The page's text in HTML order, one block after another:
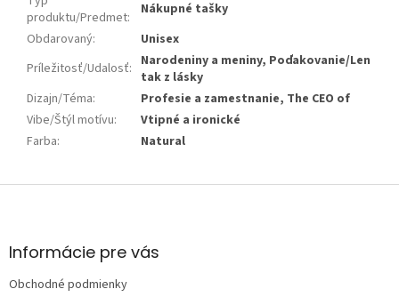
produktu/Predmet:
Nákupné tašky
Obdarovaný:
Unisex
Príležitosť/Udalosť: Narodeniny a meniny, Poďakovanie/Len
tak z lásky
Dizajn/Téma:
Profesie a zamestnanie, The CEO of
Vibe/Štýl motívu:
Vtipné a ironické
Farba: Natural
Z
äInformácie pre vás
Obchodné podmienky